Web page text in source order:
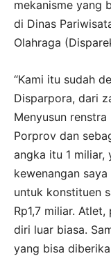
mekanisme yang
di Dinas
Olahraga
“Kami itu sudah
Disparpora, dari
Menyusun
Porprov dan
angka itu 1 miliar,
kewenangan
untuk konstituen
Rp1,7 miliar.
diri luar biasa.
yang bisa